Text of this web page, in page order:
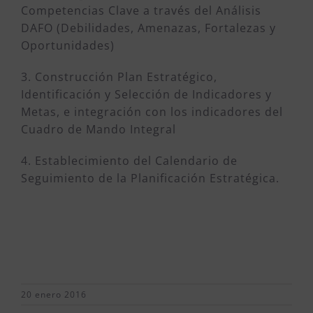
Competencias Clave a través del Análisis
DAFO (Debilidades, Amenazas, Fortalezas y
Oportunidades)
3. Construcción Plan Estratégico,
Identificación y Selección de Indicadores y
Metas, e integración con los indicadores del
Cuadro de Mando Integral
4. Establecimiento del Calendario de
Seguimiento de la Planificación Estratégica.
20 enero 2016